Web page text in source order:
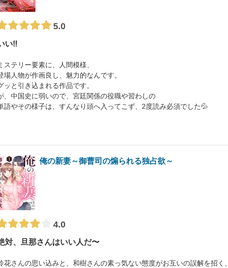
5.0
い‼︎
ステリー要素に、人間模様、
場人物が作画良し、魅力的なんです。
ッと引き込まれる作品です。
、中国史に弱いので、宮廷関係の役職や習わしの
語やその様子は、すんなり頭へ入ってこず、2度読み必須でした💦
俺の新妻～御曹司の煽られる独占欲～
4.0
対、旦那さんはいい人だ〜
花さんの思い込みと、和樹さんの素っ気ない態度がお互いの誤解を招く、